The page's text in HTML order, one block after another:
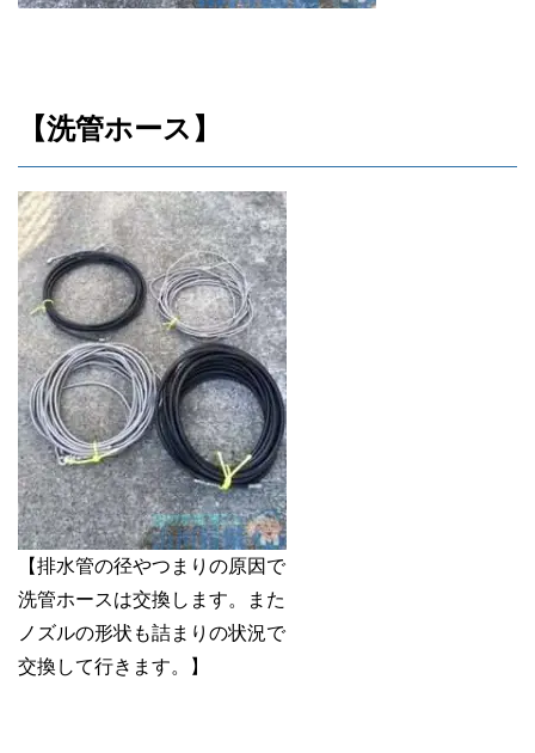
【洗管ホース】
【排水管の径やつまりの原因で
洗管ホースは交換します。また
ノズルの形状も詰まりの状況で
交換して行きます。】